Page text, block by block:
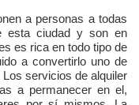
a personas a todas
esta ciudad y son en
es rica en todo tipo de
a convertirlo uno de
servicios de alquiler
a permanecer en el,